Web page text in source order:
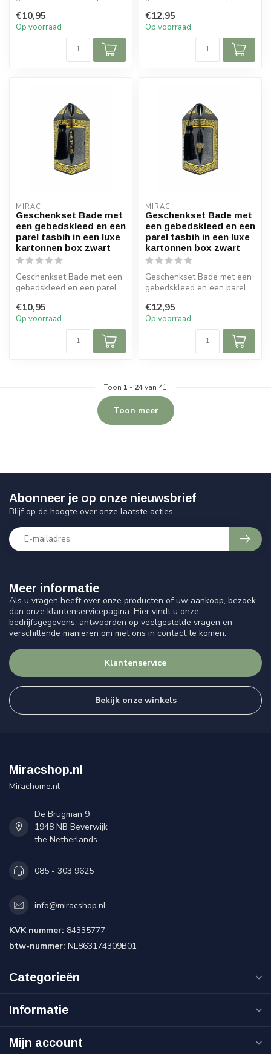
b...
€10,95
Op voorraad
b...
€12,95
Op voorraad
MIRAC
Geschenkset Bade met
een gebedskleed en een
parel tasbih in een luxe
kartonnen box zwart
Geschenkset Bade met een
gebedskleed en een parel
b...
€10,95
Op voorraad
MIRAC
Geschenkset Bade met
een gebedskleed en een
parel tasbih in een luxe
kartonnen box zwart
Geschenkset Bade met een
gebedskleed en een parel
b...
€12,95
Op voorraad
Toon 1 - 24van 41
Toon meer
Meer informatie
Als u vragen heeft over onze producten of uw aankoop, bezoek
dan onze klantenservicepagina. Hier vindt u onze
bedrijfsgegevens, antwoorden op veelgestelde vragen en
verschillende manieren om met ons in contact te komen.
Klantenservice
Bekijk onze winkels
Abonneer je op onze nieuwsbrief
Blijf op de hoogte over onze laatste acties
Miracshop.nl
Mirachome.nl
De Brugman 9
1948 NB Beverwijk
the Netherlands
085 - 303 9625
info@miracshop.nl
KVK nummer: 84335777
btw-nummer: NL863174309B01
Categorieën
Informatie
Mijn account